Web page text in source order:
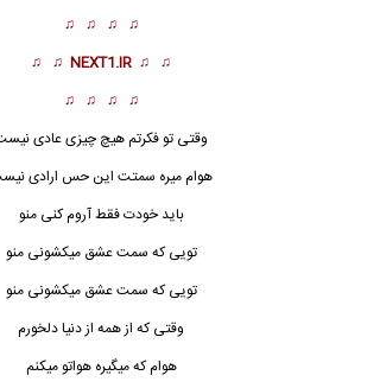
♫ ♫ ♫ ♫
♫ ♫
NEXT1.IR
♫ ♫
♫ ♫ ♫ ♫
وقتی تو فکرتم هیچ چیزی عادی
هوام میره سمتت این حس ارادی
باید خودت فقط آروم کنی منو
تویی که سمت عشق میکشونی منو
تویی که سمت عشق میکشونی منو
وقتی که از همه از دنیا دلخورم
هوام که میگیره هواتو میکنم